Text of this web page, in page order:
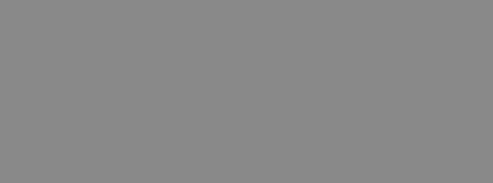
Strikt noodzakelijke